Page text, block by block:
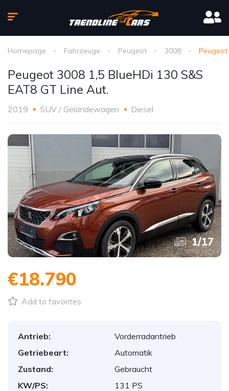
Homepage Fahrzeuge Peugeot 3008 Peugeot
Peugeot 3008 1,5 BlueHDi 130 S&S
EAT8 GT Line Aut.
2019 SUV / Geländewagen Diesel
1/17
€18.790
Add to favorites
Antrieb:
Vorderradantrieb
Getriebeart:
Automatik
Zustand:
Gebraucht
KW/PS:
131 PS